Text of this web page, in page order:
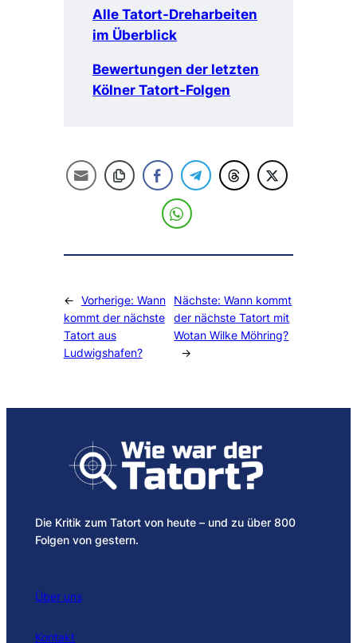
Alle Tatort-Dreharbeiten
im Überblick
Bewertungen der letzten
Kölner Tatort-Folgen
← Vorherige: Wann
kommt der nächste
Tatort aus
Ludwigshafen?
Nächste:Wann kommt
der nächste Tatort mit
Wotan Wilke Möhring?
→
Die Kritik zum Tatort von heute – und zu über 800
Folgen von gestern.
Über uns
Kontakt